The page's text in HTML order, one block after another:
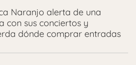
Naranjo alerta de una
con sus conciertos y
dónde comprar entradas